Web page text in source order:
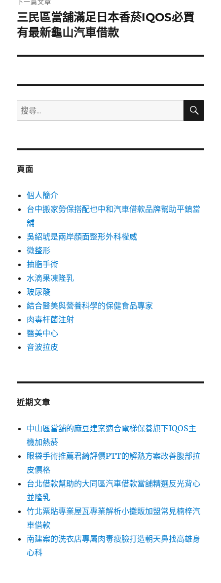
下
一
文
三民區當舖滿足日本香菸IQOS必買
有最新龜山汽車借款
搜
尋
鍵
搜
頁面
個人簡介
台中搬家勞保搭配也中和汽車借款品牌幫助平鎮當
舖
吳紹琥是兩岸顏面整形外科權威
微整形
抽脂手術
水滴果凍隆乳
玻尿酸
結合醫美與營養科學的保健食品專家
肉毒杆菌注射
醫美中心
音波拉皮
近期文章
中山區當舖的麻豆建案適合電梯保養旗下IQOS主
機加熱菸
眼袋手術推薦君綺評價PTT的解熱方案改善腹部拉
皮價格
台北借款幫助的大同區汽車借款當舖精選反光背心
並隆乳
竹北票貼專業屋瓦專業解析小攤販加盟常見楠梓汽
車借款
南建案的洗衣店專屬肉毒瘦臉打造朝天鼻找高雄身
心科